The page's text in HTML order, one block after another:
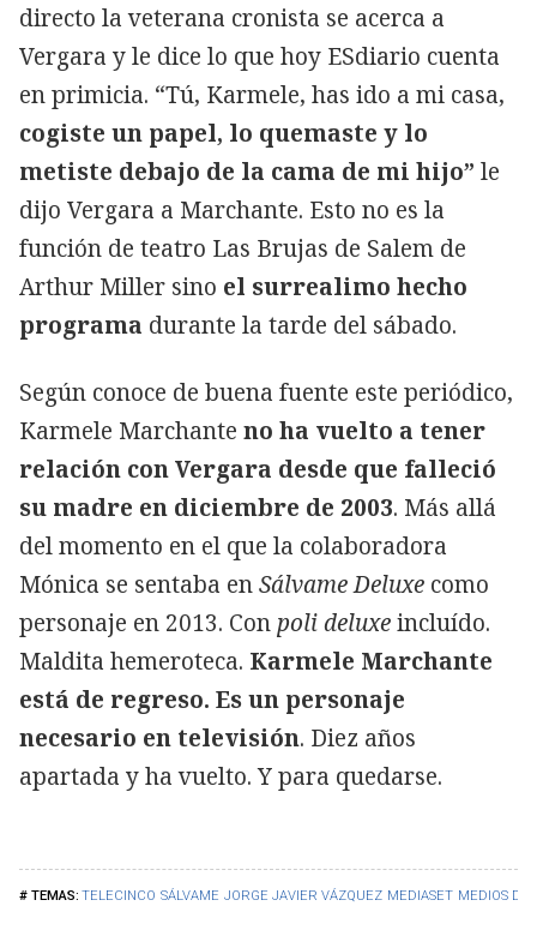
TELECINCO SÁLVAME JORGE JAVIER VÁZQUEZ MEDIASET MEDIOS DE
directo la veterana cronista se acerca a
Vergara y le dice lo que hoy ESdiario cuenta
en primicia. “Tú, Karmele, has ido a mi casa,
cogiste un papel, lo quemaste y lo
metiste debajo de la cama de mi hijo” le
dijo Vergara a Marchante. Esto no es la
función de teatro Las Brujas de Salem de
Arthur Miller sino el surrealimo hecho
programa durante la tarde del sábado.
Según conoce de buena fuente este periódico,
Karmele Marchante no ha vuelto a tener
relación con Vergara desde que falleció
su madre en diciembre de 2003. Más allá
del momento en el que la colaboradora
Mónica se sentaba enSálvame Deluxe como
personaje en 2013. Con poli deluxeincluído.
Maldita hemeroteca. Karmele Marchante
está de regreso. Es un personaje
necesario en televisión. Diez años
apartada y ha vuelto. Y para quedarse.